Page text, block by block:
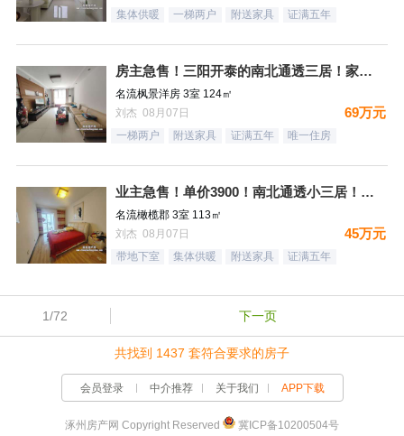
集体供暖 一梯两户 附送家具 证满五年
房主急售！三阳开泰的南北通透三居！家具家电全送
名流枫景洋房 3室 124㎡
刘杰 08月07日
69万元
一梯两户 附送家具 证满五年 唯一住房
业主急售！单价3900！南北通透小三居！月供1500，结束租
名流橄榄郡 3室 113㎡
刘杰 08月07日
45万元
带地下室 集体供暖 附送家具 证满五年
1/72 下一页
共找到 1437 套符合要求的房子
会员登录 中介推荐 关于我们 APP下载
涿州房产网 Copyright Reserved 冀ICP备10200504号